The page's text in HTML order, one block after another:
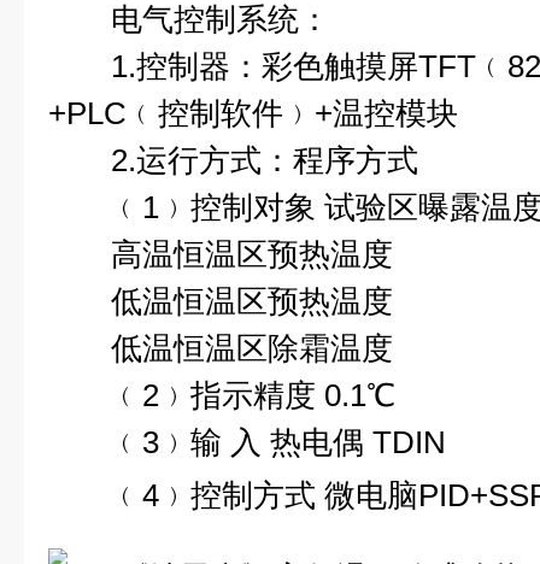
电气控制系统：
1.控制器：彩色触摸屏
+PLC﹙控制软件﹚+温控模块
2.运行方式：程序方式
﹙1﹚控制对象 试验区曝露温
高温恒温区预热温度
低温恒温区预热温度
低温恒温区除霜温度
﹙2﹚指示精度 0.1℃
﹙3﹚输 入 热电偶 TDIN
﹙4﹚控制方式 微电脑